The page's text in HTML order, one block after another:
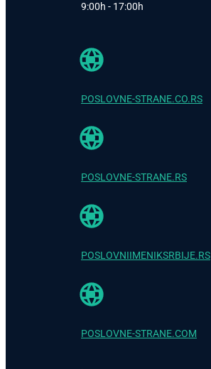
9:00h - 17:00h
POSLOVNE-STRANE.CO.RS
POSLOVNE-STRANE.RS
POSLOVNIIMENIKSRBIJE.RS
POSLOVNE-STRANE.COM